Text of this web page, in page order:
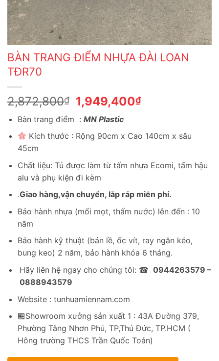
BÀN TRANG ĐIỂM NHỰA ĐÀI LOAN
TĐR70
2,872,800₫
Giá
gốc
là:
2,872,800₫.
1,949,400₫Giá
là:
Bàn trang điểm : MN Plastic
Kích thước : Rộng 90cm x Cao 140cm x sâu
45cm
Chất liệu: Tủ được làm từ tấm nhựa Ecomi, tấm hậu
alu và phụ kiện đi kèm
.Giao hàng,vận chuyển, lắp ráp miễn phí.
Bảo hành nhựa (mối mọt, thấm nước) lên đến : 10
năm
Bảo hành kỹ thuật (bản lề, ốc vít, ray ngăn kéo,
bung keo) 2 năm, bảo hành khóa 6 tháng.
Hãy liên hệ ngay cho chúng tôi: ☎ 0944263579 –
0888943579
Website : tunhuamiennam.com
🏪Showroom xưởng sản xuất 1 : 43A Đường 379,
Phường Tăng Nhơn Phú, TP,Thủ Đức, TP.HCM (
Hông trường THCS Trần Quốc Toản)